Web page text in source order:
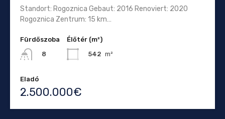
Standort: Rogoznica Gebaut: 2016 Renoviert: 2020
Rogoznica Zentrum: 15 km…
Fürdőszoba
8
Élőtér (m²)
542 m²
Eladó
2.500.000€